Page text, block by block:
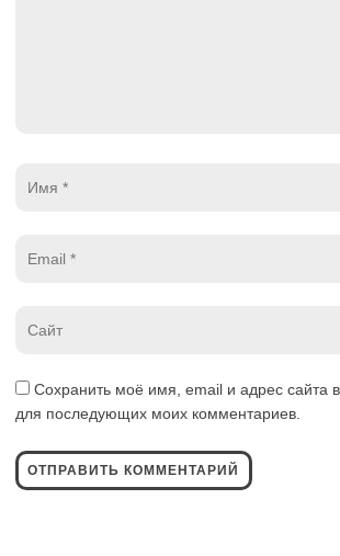
Сохранить моё имя, email и адрес сайта
для последующих моих комментариев.